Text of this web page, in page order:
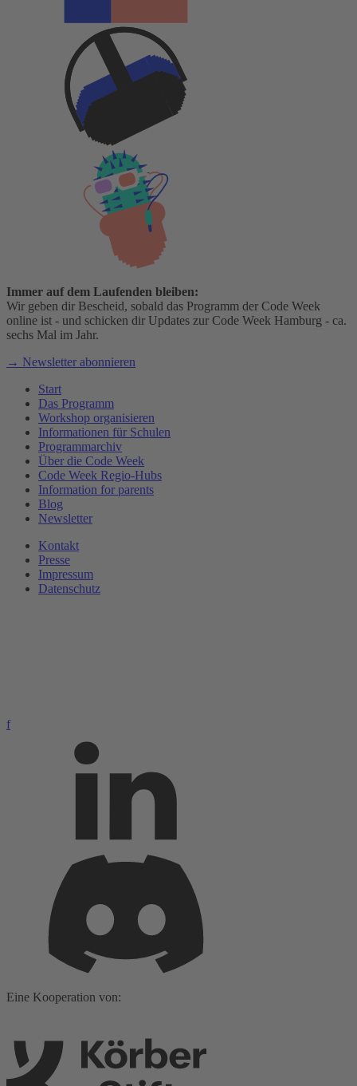
Immer auf dem Laufenden bleiben:
Wir geben dir Bescheid, sobald das Programm der Code Week
online ist - und schicken dir Updates zur Code Week Hamburg - ca.
sechs Mal im Jahr.
→ Newsletter abonnieren
Start
Das Programm
Workshop organisieren
Informationen für Schulen
Programmarchiv
Über die Code Week
Code Week Regio-Hubs
Information for parents
Blog
Newsletter
Kontakt
Presse
Impressum
Datenschutz
f
Eine Kooperation von: